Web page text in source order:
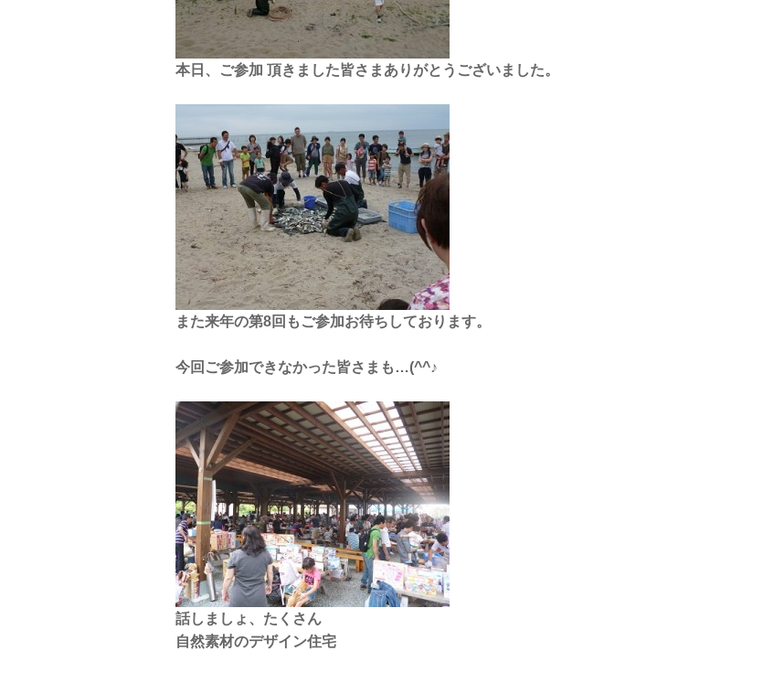
本日、ご参加 頂きました皆さまありがとうございました。
また来年の第8回もご参加お待ちしております。
今回ご参加できなかった皆さまも…(^^♪
話しましょ、たくさん
自然素材のデザイン住宅